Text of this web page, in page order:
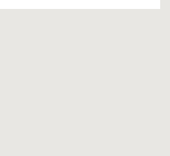
nuestro